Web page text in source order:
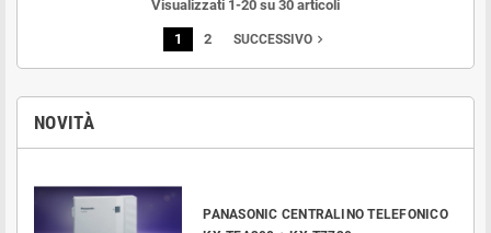
NOVITÀ
PANASONIC CENTRALINO TELEFONICO
Visualizzati 1-20 su 30 articoli
1 2 SUCCESSIVO navigate_next